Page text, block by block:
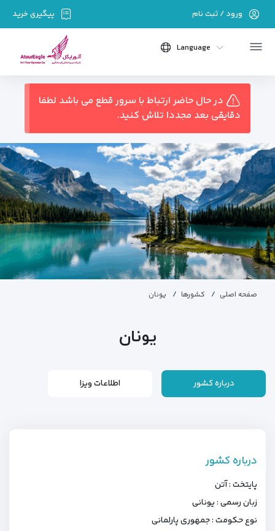
پیگیری خرید ورود / ثبت نام
Language
در حال حاضر ارتباط با سرور قطع می باشد لطفا
دقایقی بعد مجددا تلاش کنید.
صفحه اصلی کشورها یونان
یونان
درباره کشور اطلاعات ویزا
درباره کشور
پایتخت : آتن
زبان رسمی : یونانی
نوع حکومت : جمهوری پارلمانی